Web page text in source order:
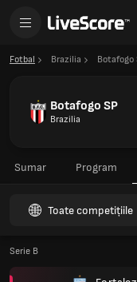
Fotbal Brazilia Botafogo
Botafogo SP
Brazilia
Sumar Program
Toate competițiile
Serie B